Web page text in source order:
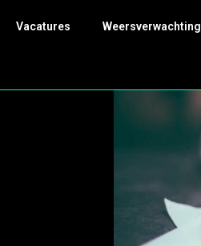
Vacatures Weersverwachting